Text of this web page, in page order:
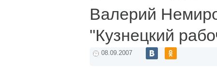
Валерий
"Кузнецкий
08.09.2007